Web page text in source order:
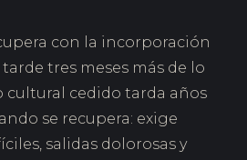
con la incorporación
tres meses más de lo
cultural cedido tarda años
se recupera: exige
salidas dolorosas y